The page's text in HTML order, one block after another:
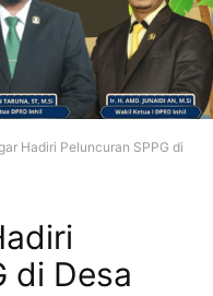
Hadiri Peluncuran SPPG di
di Desa